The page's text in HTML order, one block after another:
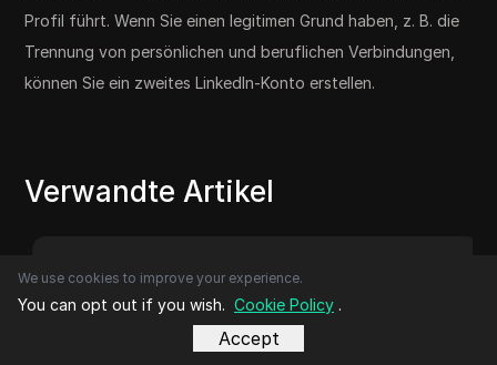
Profil führt. Wenn Sie einen legitimen Grund haben, z. B. die
Trennung von persönlichen und beruflichen Verbindungen,
können Sie ein zweites LinkedIn-Konto erstellen.
Verwandte Artikel
We use cookies to improve your experience.
You can opt out if you wish. Cookie Policy .
Accept